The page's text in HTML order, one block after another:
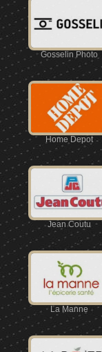
Gosselin Photo
Home Depot
Jean Coutu
La Manne